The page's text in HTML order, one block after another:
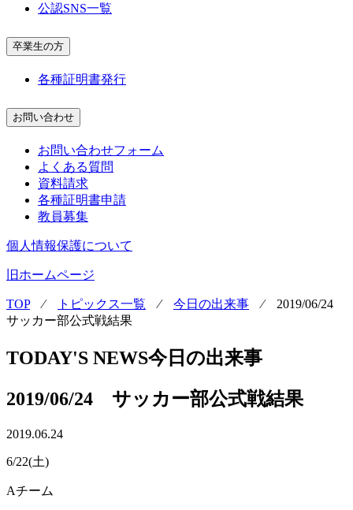
公認SNS一覧
卒業生の方
各種証明書発行
お問い合わせ
お問い合わせフォーム
よくある質問
資料請求
各種証明書申請
教員募集
個人情報保護について
旧ホームページ
TOP⁄ トピックス一覧 ⁄ 今日の出来事 ⁄ 2019/06/24
サッカー部公式戦結果
TODAY'S NEWS今日の出来事
2019/06/24 サッカー部公式戦結果
2019.06.24
6/22(土)
Aチーム